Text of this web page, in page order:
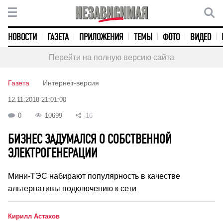
НОВОСТИ ГАЗЕТА ПРИЛОЖЕНИЯ ТЕМЫ ФОТО ВИДЕО
Перейти на полную версию сайта
Газета Интернет-версия
12.11.2018 21:01:00
0 10699 16
БИЗНЕС ЗАДУМАЛСЯ О СОБСТВЕННОЙ
ЭЛЕКТРОГЕНЕРАЦИИ
Мини-ТЭС набирают популярность в качестве
альтернативы подключению к сети
Кирилл Астахов